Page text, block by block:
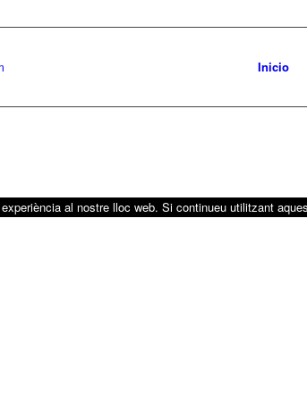
Inicio
al nostre lloc web. Si continueu utilitzant